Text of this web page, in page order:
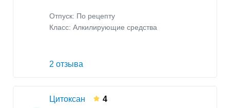
Отпуск: По рецепту
Класс: Алкилирующие средства
2 отзыва
Цитоксан 4